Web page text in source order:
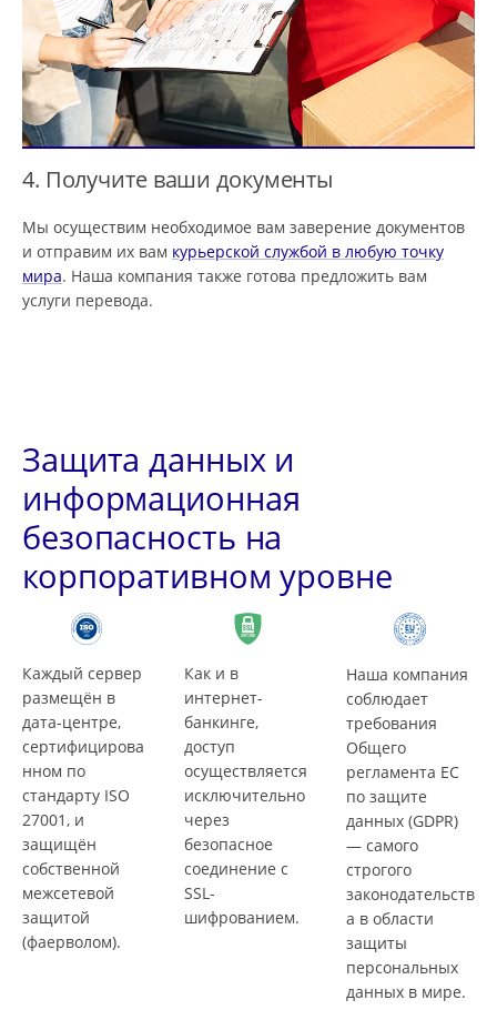
4. Получите ваши документы
Мы осуществим необходимое вам заверение документов
и отправим их вам курьерской службой в любую точку
мира. Наша компания также готова предложить вам
услуги перевода.
Защита данных и
информационная
безопасность на
корпоративном уровне
Каждый сервер
размещён в
дата-центре,
сертифицирова
нном по
стандарту ISO
27001, и
защищён
собственной
межсетевой
защитой
(фаерволом).
Как и в
интернет-
банкинге,
доступ
осуществляется
исключительно
через
безопасное
соединение с
SSL-
шифрованием.
Наша компания
соблюдает
требования
Общего
регламента ЕС
по защите
данных (GDPR)
— самого
строгого
законодательств
а в области
защиты
персональных
данных в мире.